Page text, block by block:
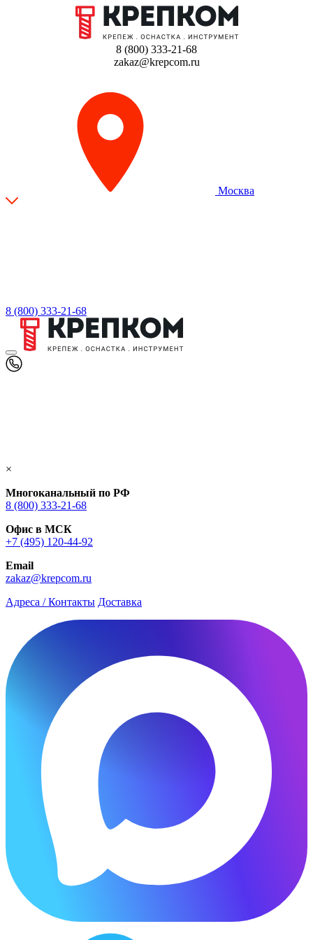
8 (800) 333-21-68
zakaz@krepcom.ru
Москва
8 (800) 333-21-68
×
Многоканальный по РФ
8 (800) 333‑21-68
Офис в МСК
+7 (495) 120-44-92
Email
zakaz@krepcom.ru
Адреса / Контакты Доставка